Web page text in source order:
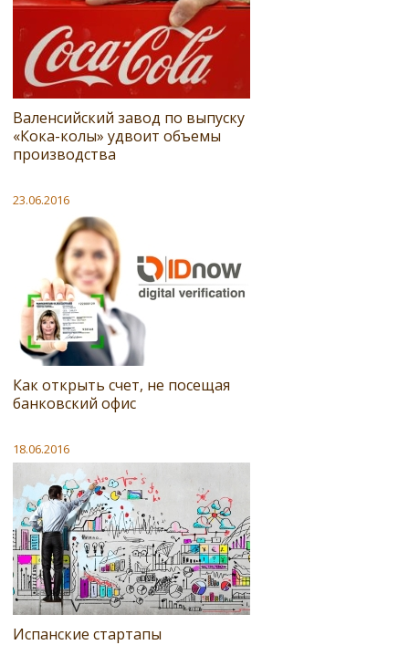
Валенсийский завод по выпуску
«Кока-колы» удвоит объемы
производства
23.06.2016
Как открыть счет, не посещая
банковский офис
18.06.2016
Испанские стартапы